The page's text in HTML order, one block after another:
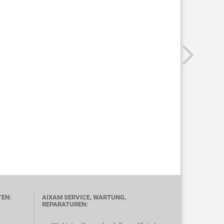
AIXAM SERVICE, WARTUNG,
REPARATUREN: